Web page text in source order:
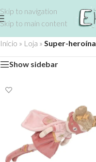
Skip to navigation
Skip to main content
Início » Loja » Super-heroína
Show sidebar